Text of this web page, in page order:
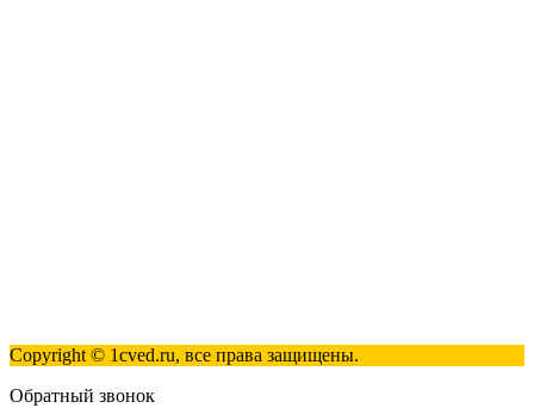
Copyright © 1cved.ru, все права защищены.
Обратный звонок